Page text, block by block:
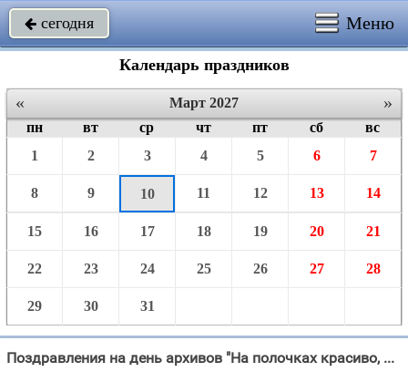
 сегодня Меню
Календарь праздников
« »
Март 2027
пн
вт ср чт пт сб
вс
1
2 3 4 5 6 7
8 9 10 11 12 13 14
15 16 17 18 19 20 21
22 23 24 25 26 27 28
29 30 31
Поздравления на день архивов "На полочках красиво, архивы не пылятся, Ответственно к работе умеешь"